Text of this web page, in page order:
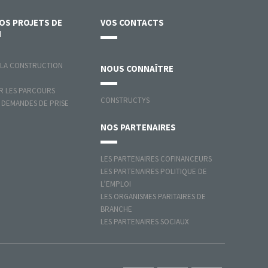
PROJETS DE
CONSTRUCTION
LES PARCOURS
DE PRISE
VOS CONTACTS
NOUS CONNAÎTRE
CONSTRUCTYS
NOS PARTENAIRES
LES PARTENAIRES COFINANCEURS
LES PARTENAIRES POLITIQUE DE
L’EMPLOI
LES ORGANISMES PARITAIRES DE
BRANCHE
LES PARTENAIRES SOCIAUX